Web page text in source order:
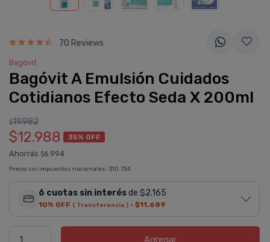
70 Reviews
Bagóvit
Bagóvit A Emulsión Cuidados
Cotidianos Efecto Seda X 200ml
$19.982
$12.988 35% OFF
Ahorrás $6.994
Precio sin impuestos nacionales: $10.734
6 cuotas sin interésde $2.165
10% OFF ( Transferencia ) · $11.689
Agregar